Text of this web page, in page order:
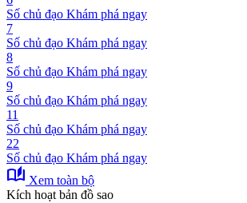
Số chủ đạo Khám phá ngay
7
Số chủ đạo Khám phá ngay
8
Số chủ đạo Khám phá ngay
9
Số chủ đạo Khám phá ngay
11
Số chủ đạo Khám phá ngay
22
Số chủ đạo Khám phá ngay
auto_stories Xem toàn bộ
Kích hoạt bản đồ sao